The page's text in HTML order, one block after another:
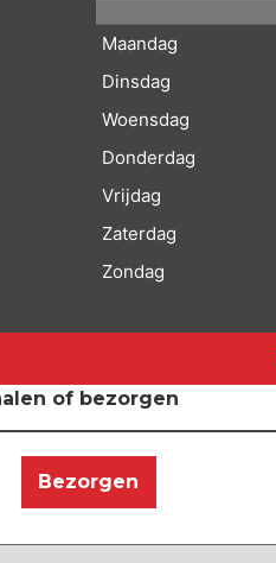
Maandag
Dinsdag
Woensdag
Donderdag
Vrijdag
Zaterdag
Zondag
of bezorgen
Bezorgen
Zoeken